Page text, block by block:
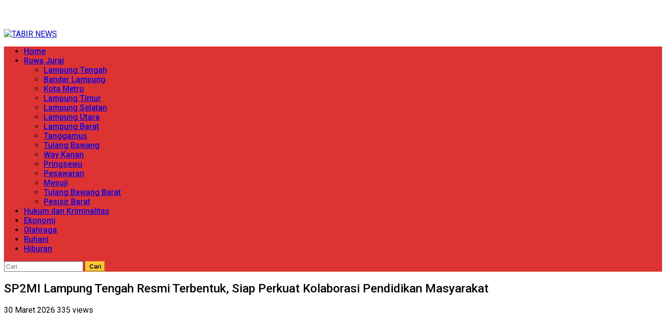
content
Primary
Menu
Home
Ruwa Jurai
Lampung Tengah
Bandar Lampung
Kota Metro
Lampung Timur
Lampung Selatan
Lampung Utara
Lampung Barat
Tanggamus
Tulang Bawang
Way Kanan
Pringsewu
Pesawaran
Mesuji
Tulang Bawang Barat
Pesisir Barat
Hukum dan Kriminalitas
Ekonomi
Olahraga
Ruhani
Hiburan
Cari
SP2MI Lampung Tengah Resmi Terbentuk, Siap Perkuat Kolaborasi Pendidikan Masyarakat
30 Maret 2026 335 views